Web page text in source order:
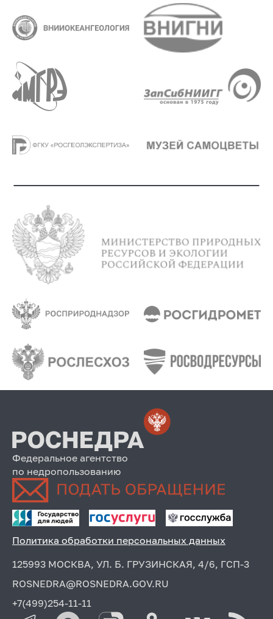
Федеральное агентство
по недропользованию
Политика обработки персональных данных
125993 МОСКВА, УЛ. Б. ГРУЗИНСКАЯ, 4/6, ГСП-3
ROSNEDRA@ROSNEDRA.GOV.RU
+7(499)254-11-11